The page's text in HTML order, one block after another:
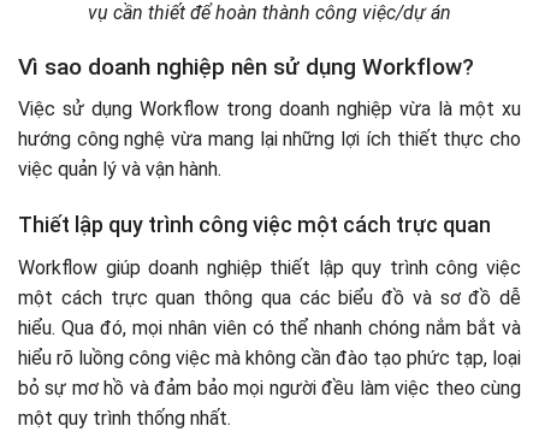
vụ cần thiết để hoàn thành công việc/dự án
Vì sao doanh nghiệp nên sử dụng Workflow?
Việc sử dụng Workflow trong doanh nghiệp vừa là một xu
hướng công nghệ vừa mang lại những lợi ích thiết thực cho
việc quản lý và vận hành.
Thiết lập quy trình công việc một cách trực quan
Workflow giúp doanh nghiệp thiết lập quy trình công việc
một cách trực quan thông qua các biểu đồ và sơ đồ dễ
hiểu. Qua đó, mọi nhân viên có thể nhanh chóng nắm bắt và
hiểu rõ luồng công việc mà không cần đào tạo phức tạp, loại
bỏ sự mơ hồ và đảm bảo mọi người đều làm việc theo cùng
một quy trình thống nhất.